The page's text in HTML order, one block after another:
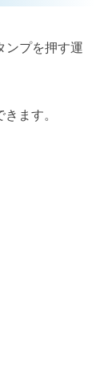
ンプを押す運
ます。